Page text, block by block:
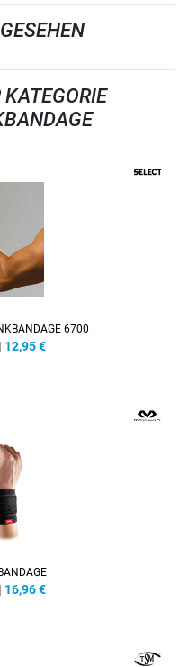
6700
| 12,95€
| 16,96€